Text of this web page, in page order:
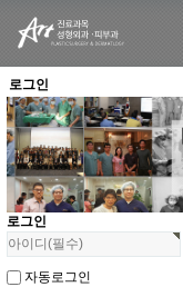
로그인
로그인
자동로그인